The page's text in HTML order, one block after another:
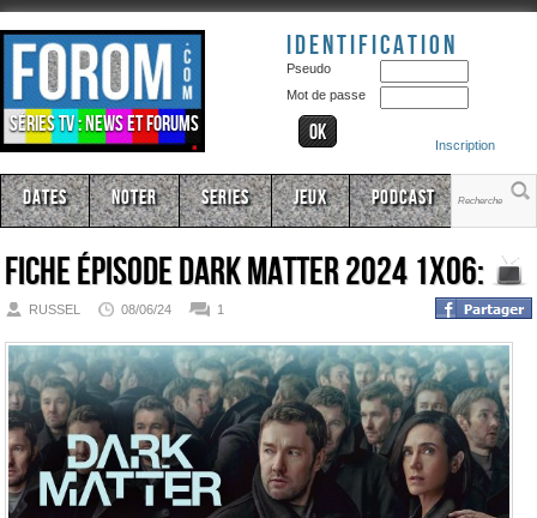
Séries TV : news et forums
Identification
Pseudo
Mot de passe
Inscription
Dates Noter Series Jeux Podcast
Fiche épisodeDark Matter 2024 1x06:
RUSSEL 08/06/24 1